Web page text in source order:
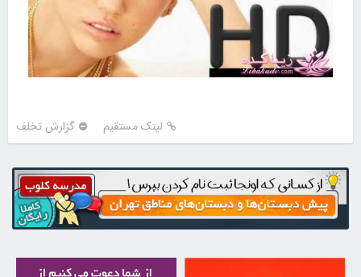
لینک مستقیم گزارش تخلف